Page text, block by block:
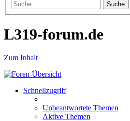
Suche
L319-forum.de
Zum Inhalt
Schnellzugriff
Unbeantwortete Themen
Aktive Themen